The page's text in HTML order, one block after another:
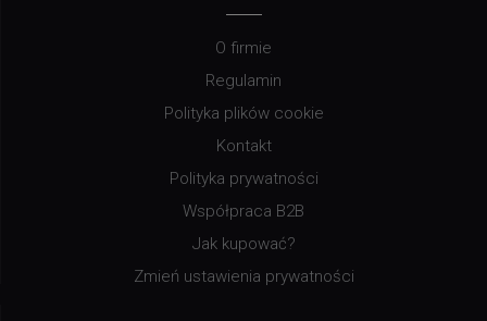
O firmie
Regulamin
Polityka plików cookie
Kontakt
Polityka prywatności
Współpraca B2B
Jak kupować?
Zmień ustawienia prywatności